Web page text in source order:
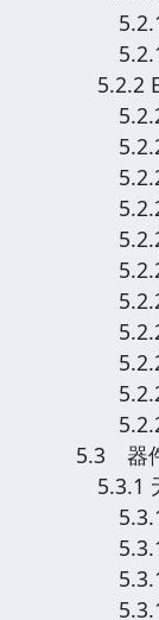
5.2.1.1
5.2.1.2
5.2.2
5.2.2.2
5.2.2.3
5.2.2.8
5.2.2.9
5.3 器
5.3.1
5.3.1.1
5.3.1.2
5.3.1.3
5.3.1.4